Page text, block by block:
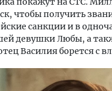
чтобы получить
санкции и в
девушки Любы, а
Василия борется с